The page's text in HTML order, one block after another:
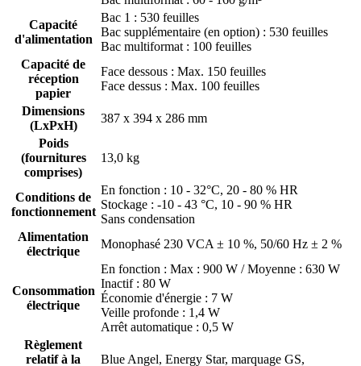
Capacité
d'alimentation
Bac 1 : 530 feuilles
Bac supplémentaire (en option) : 530 feuilles
Bac multiformat : 100 feuilles
Capacité de
réception
papier
Face dessous : Max. 150 feuilles
Face dessus : Max. 100 feuilles
Dimensions
(LxPxH)
387 x 394 x 286 mm
Poids
(fournitures
comprises)
13,0 kg
Conditions de
fonctionnement
En fonction : 10 - 32°C, 20 - 80 % HR
Stockage : -10 - 43 °C, 10 - 90 % HR
Sans condensation
Alimentation
électrique
Monophasé 230 VCA ± 10 %, 50/60 Hz ± 2 %
Consommation
électrique
En fonction : Max : 900 W / Moyenne : 630 W
Inactif : 80 W
Économie d'énergie : 7 W
Veille profonde : 1,4 W
Arrêt automatique : 0,5 W
Règlement
relatif à la
Blue Angel, Energy Star, marquage GS,